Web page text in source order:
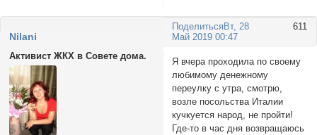
Поделиться 611
Вт, 28
Май 2019 00:47
Nilani
Активист ЖКХ в Совете дома.
Я вчера проходила по своему
любимому денежному
переулку с утра, смотрю,
возле посольства Италии
кучкуется народ, не пройти!
Где-то в час дня возвращаюсь